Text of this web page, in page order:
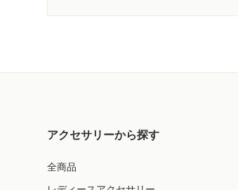
アクセサリーから探す
全商品